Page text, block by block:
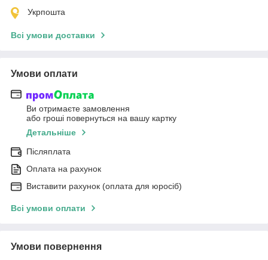
Укрпошта
Всі умови доставки
Умови оплати
Ви отримаєте замовлення
або гроші повернуться на вашу картку
Детальніше
Післяплата
Оплата на рахунок
Виставити рахунок (оплата для юросіб)
Всі умови оплати
Умови повернення